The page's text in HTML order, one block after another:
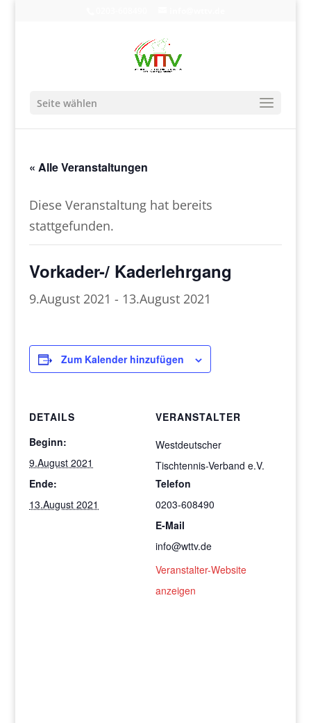
Seite wählen
« Alle Veranstaltungen
Diese Veranstaltung hat bereits
stattgefunden.
Vorkader-/ Kaderlehrgang
9.August 2021 - 13.August 2021
Zum Kalender hinzufügen
DETAILS
Beginn:
9.August 2021
Ende:
13.August 2021
VERANSTALTER
Westdeutscher
Tischtennis-Verband e.V.
Telefon
0203-608490
E-Mail
info@wttv.de
Veranstalter-Website
anzeigen